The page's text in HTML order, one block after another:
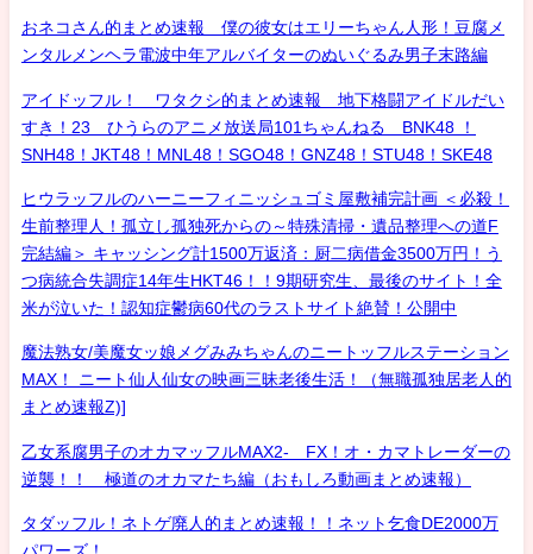
おネコさん的まとめ速報 僕の彼女はエリーちゃん人形！豆腐メ
ンタルメンヘラ電波中年アルバイターのぬいぐるみ男子末路編
アイドッフル！ ワタクシ的まとめ速報 地下格闘アイドルだい
すき！23 ひうらのアニメ放送局101ちゃんねる BNK48 ！
SNH48！JKT48！MNL48！SGO48！GNZ48！STU48！SKE48
ヒウラッフルのハーニーフィニッシュゴミ屋敷補完計画 ＜必殺！
生前整理人！孤立し孤独死からの～特殊清掃・遺品整理への道F
完結編＞ キャッシング計1500万返済：厨二病借金3500万円！う
つ病統合失調症14年生HKT46！！9期研究生、最後のサイト！全
米が泣いた！認知症鬱病60代のラストサイト絶賛！公開中
魔法熟女/美魔女ッ娘メグみみちゃんのニートッフルステーション
MAX！ ニート仙人仙女の映画三昧老後生活！（無職孤独居老人的
まとめ速報Z)]
乙女系腐男子のオカマッフルMAX2- FX！オ・カマトレーダーの
逆襲！！ 極道のオカマたち編（おもしろ動画まとめ速報）
タダッフル！ネトゲ廃人的まとめ速報！！ネット乞食DE2000万